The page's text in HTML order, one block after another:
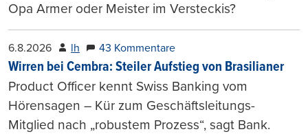
Opa Armer oder Meister im Versteckis?
6.8.2026 lh 43 Kommentare
Wirren bei Cembra: Steiler Aufstieg von Brasilianer
Product Officer kennt Swiss Banking vom
Hörensagen – Kür zum Geschäftsleitungs-
Mitglied nach „robustem Prozess“, sagt Bank.